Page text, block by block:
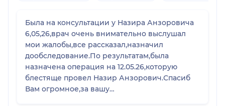
Была на консультации у Назира Анзоровича
6,05,26,врач очень внимательно выслушал
мои жалобы,все рассказал,назначил
дообследование.По результатам,была
назначена операция на 12.05.26,которую
блестяще провел Назир Анзорович.Спасиб
Вам огромное,за вашу